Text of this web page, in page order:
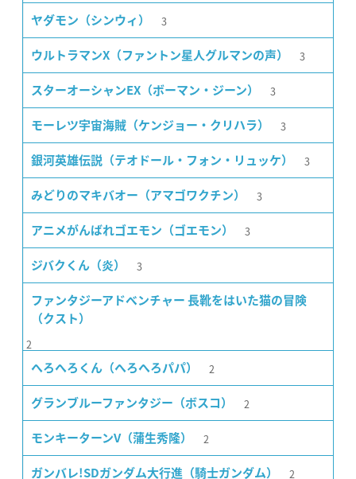
ヤダモン（シンウィ） 3
ウルトラマンX（ファントン星人グルマンの声） 3
スターオーシャンEX（ボーマン・ジーン） 3
モーレツ宇宙海賊（ケンジョー・クリハラ） 3
銀河英雄伝説（テオドール・フォン・リュッケ） 3
みどりのマキバオー（アマゴワクチン） 3
アニメがんばれゴエモン（ゴエモン） 3
ジバクくん（炎） 3
ファンタジーアドベンチャー 長靴をはいた猫の冒険
（クスト）
2
へろへろくん（へろへろパパ） 2
グランブルーファンタジー（ボスコ） 2
モンキーターンV（蒲生秀隆） 2
ガンバレ!SDガンダム大行進（騎士ガンダム） 2